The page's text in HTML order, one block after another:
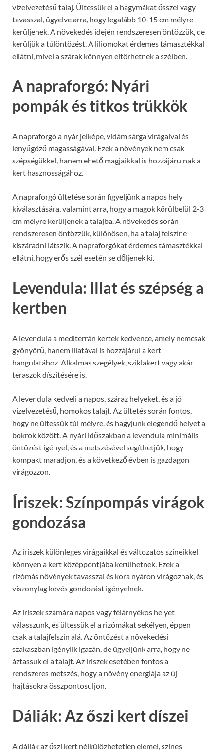
vízelvezetésű talaj. Ültessük el a hagymákat ősszel vagy
tavasszal, ügyelve arra, hogy legalább 10-15 cm mélyre
kerüljenek. A növekedés idején rendszeresen öntözzük, de
kerüljük a túlöntözést. A liliomokat érdemes támasztékkal
ellátni, mivel a szárak könnyen eltörhetnek a szélben.
A napraforgó: Nyári
pompák és titkos trükkök
A napraforgó a nyár jelképe, vidám sárga virágaival és
lenyűgöző magasságával. Ezek a növények nem csak
szépségükkel, hanem ehető magjaikkal is hozzájárulnak a
kert hasznosságához.
A napraforgó ültetése során figyeljünk a napos hely
kiválasztására, valamint arra, hogy a magok körülbelül 2-3
cm mélyre kerüljenek a talajba. A növekedés során
rendszeresen öntözzük, különösen, ha a talaj felszíne
kiszáradni látszik. A napraforgókat érdemes támasztékkal
ellátni, hogy erős szél esetén se dőljenek ki.
Levendula: Illat és szépség a
kertben
A levendula a mediterrán kertek kedvence, amely nemcsak
gyönyörű, hanem illatával is hozzájárul a kert
hangulatához. Alkalmas szegélyek, sziklakert vagy akár
teraszok díszítésére is.
A levendula kedveli a napos, száraz helyeket, és a jó
vízelvezetésű, homokos talajt. Az ültetés során fontos,
hogy ne ültessük túl mélyre, és hagyjunk elegendő helyet a
bokrok között. A nyári időszakban a levendula minimális
öntözést igényel, és a metszésével segíthetjük, hogy
kompakt maradjon, és a következő évben is gazdagon
virágozzon.
Íriszek: Színpompás virágok
gondozása
Az íriszek különleges virágaikkal és változatos színeikkel
könnyen a kert középpontjába kerülhetnek. Ezek a
rizómás növények tavasszal és kora nyáron virágoznak, és
viszonylag kevés gondozást igényelnek.
Az íriszek számára napos vagy félárnyékos helyet
válasszunk, és ültessük el a rizómákat sekélyen, éppen
csak a talajfelszín alá. Az öntözést a növekedési
szakaszban igénylik igazán, de ügyeljünk arra, hogy ne
áztassuk el a talajt. Az íriszek esetében fontos a
rendszeres metszés, hogy a növény energiája az új
hajtásokra összpontosuljon.
Dáliák: Az őszi kert díszei
A dáliák az őszi kert nélkülözhetetlen elemei, színes